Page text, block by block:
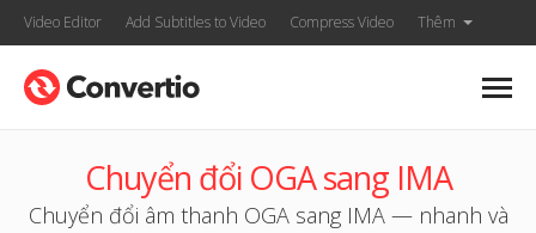
Video Editor Add Subtitles to Video Compress Video Thêm
Chuyển đổi OGA sang IMA
Chuyển đổi âm thanh OGA sang IMA — nhanh và